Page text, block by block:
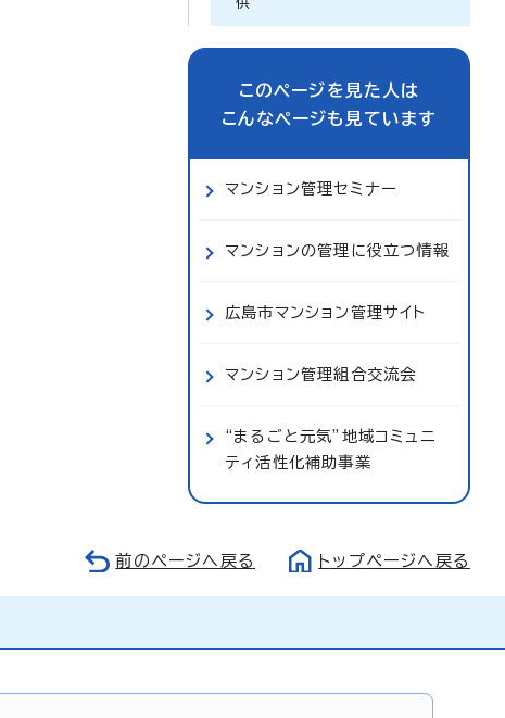
このページを見た人は
こんなページも見ています
マンション管理セミナー
マンションの管理に役立つ情報
広島市マンション管理サイト
マンション管理組合交流会
“まるごと元気”地域コミュニ
ティ活性化補助事業
前のページへ戻る トップページへ戻る